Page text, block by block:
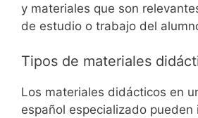
y materiales que son
de estudio o trabajo del
Tipos de materiales
Los materiales didácticos en
español especializado pueden